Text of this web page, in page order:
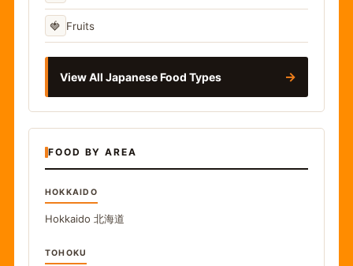
🍓 Fruits
View All Japanese Food Types →
FOOD BY AREA
HOKKAIDO
Hokkaido 北海道
TOHOKU